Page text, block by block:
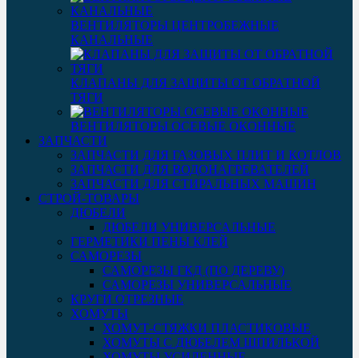
ВЕНТИЛЯТОРЫ ЦЕНТРОБЕЖНЫЕ
КАНАЛЬНЫЕ
КЛАПАНЫ ДЛЯ ЗАЩИТЫ ОТ ОБРАТНОЙ
ТЯГИ
ВЕНТИЛЯТОРЫ ОСЕВЫЕ ОКОННЫЕ
ЗАПЧАСТИ
ЗАПЧАСТИ ДЛЯ ГАЗОВЫХ ПЛИТ И КОТЛОВ
ЗАПЧАСТИ ДЛЯ ВОДОНАГРЕВАТЕЛЕЙ
ЗАПЧАСТИ ДЛЯ СТИРАЛЬНЫХ МАШИН
СТРОЙ-ТОВАРЫ
ДЮБЕЛИ
ДЮБЕЛИ УНИВЕРСАЛЬНЫЕ
ГЕРМЕТИКИ ПЕНЫ КЛЕЙ
САМОРЕЗЫ
САМОРЕЗЫ ГКД (ПО ДЕРЕВУ)
САМОРЕЗЫ УНИВЕРСАЛЬНЫЕ
КРУГИ ОТРЕЗНЫЕ
ХОМУТЫ
ХОМУТ-СТЯЖКИ ПЛАСТИКОВЫЕ
ХОМУТЫ С ДЮБЕЛЕМ ШПИЛЬКОЙ